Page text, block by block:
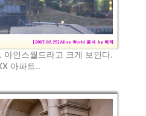
아인스월드라고 크게 보인다.
아파트..